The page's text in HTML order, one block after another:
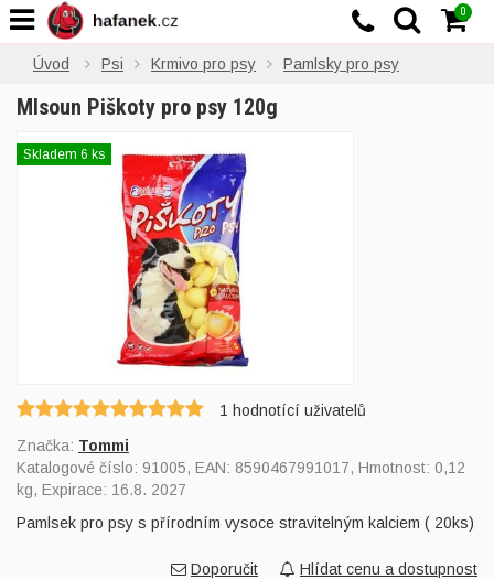
Úvod Psi Krmivo pro psy Pamlsky pro psy
Mlsoun Piškoty pro psy 120g
Skladem 6 ks
1 hodnotící uživatelů
Značka: Tommi
Katalogové číslo: 91005, EAN: 8590467991017, Hmotnost: 0,12
kg, Expirace: 16.8. 2027
Pamlsek pro psy s přírodním vysoce stravitelným kalciem ( 20ks)
Doporučit Hlídat cenu a dostupnost
0